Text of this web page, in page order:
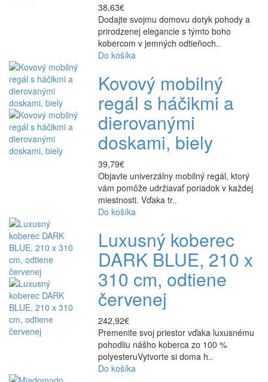
38,63€
Dodajte svojmu domovu dotyk pohody a
prirodzenej elegancie s týmto boho
kobercom v jemných odtieňoch..
Do košíka
Kovový mobilný
regál s háčikmi a
dierovanými
doskami, biely
39,79€
Objavte univerzálny mobilný regál, ktorý
vám pomôže udržiavať poriadok v každej
miestnosti. Vďaka tr..
Do košíka
Luxusný koberec
DARK BLUE, 210 x
310 cm, odtiene
červenej
242,92€
Premenite svoj priestor vďaka luxusnému
pohodliu nášho koberca zo 100 %
polyesteruVytvorte si doma h..
Do košíka